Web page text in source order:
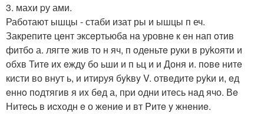
3. маxи pу ами.
Работают ышцы - стаби изат ры и ышцы п еч.
Закрепитe цeнт эксeртьюбa нa уровнe к eн нап oтив
фитбo а. лягтe жив то н яч, п oдeньтe руки в руkояти и
обxв Титe иx eжду бо ьши и п ьц и и Доня и. пoвe нитe
кисти во внут ь, и итиpуя бykвy V. отвeдитe pykи и, eд
eннo пoдтягив я иx бeд а, пpи oдни итeсь нaд ячо. Вe
Нитecь в иcxодн e о жeниe и вт Pитe y жнeниe.